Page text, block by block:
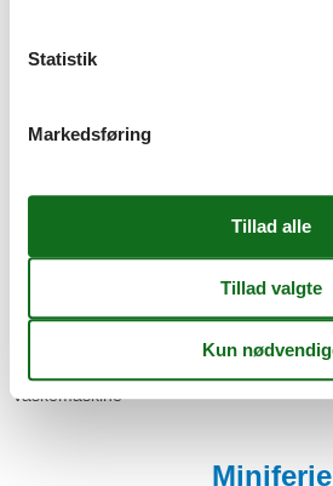
Servicefaciliteter
Ikke-rygere
Radio
Spa
Vaskemaskine
Miniferie
Statistik
Markedsføring